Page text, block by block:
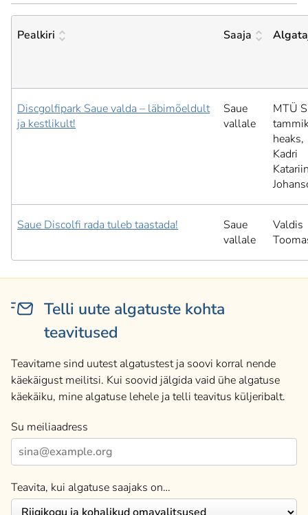
Pealkiri Saaja
Discgolfipark Saue valda – läbimõeldult
ja kestlikult!
Saue
vallale
MTÜ
heaks,
Kadri
Saue Discolfi rada tuleb taastada!
Saue
vallale
Valdis
Telli uute algatuste kohta
teavitused
Teavitame sind uutest algatustest ja soovi korral nende
käekäigust meilitsi. Kui soovid jälgida vaid ühe algatuse
käekäiku, mine algatuse lehele ja telli teavitus küljeribalt.
Su meiliaadress
Teavita, kui algatuse saajaks on…